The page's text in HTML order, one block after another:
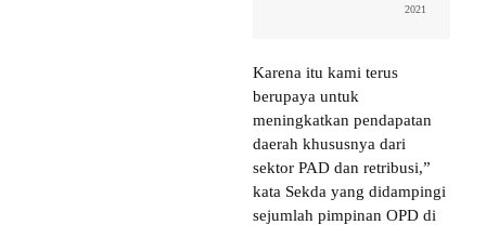
2021
Karena itu kami terus
berupaya untuk
meningkatkan pendapatan
daerah khususnya dari
sektor PAD dan retribusi,”
kata Sekda yang didampingi
sejumlah pimpinan OPD di